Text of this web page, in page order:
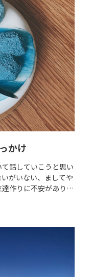
かけ
話していこうと思い
がいない、ましてや
達作りに不安があり…